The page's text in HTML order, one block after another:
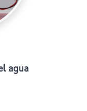
agua